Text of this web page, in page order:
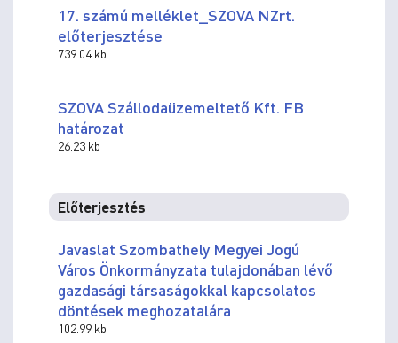
17. számú melléklet_SZOVA NZrt.
előterjesztése
739.04 kb
SZOVA Szállodaüzemeltető Kft. FB
határozat
26.23 kb
Előterjesztés
Javaslat Szombathely Megyei Jogú
Város Önkormányzata tulajdonában lévő
gazdasági társaságokkal kapcsolatos
döntések meghozatalára
102.99 kb